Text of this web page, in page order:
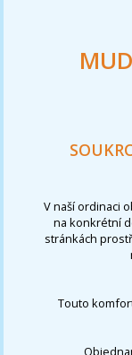
V naší ordinaci
na konkrétní
stránkách
Touto